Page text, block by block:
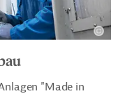
"Made in